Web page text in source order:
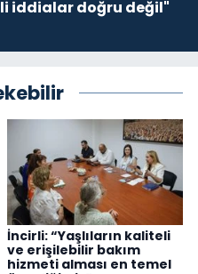
iddialar doğru değil"
İncirli: “Yaşlıların kaliteli
ve erişilebilir bakım
hizmeti alması en temel